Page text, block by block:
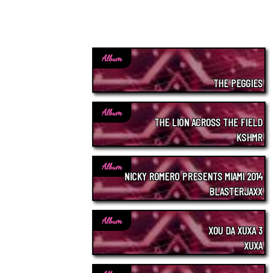
Album
THE PEGGIES
Album
THE LION ACROSS THE FIELD
KSHMR
Album
NICKY ROMERO PRESENTS MIAMI 2014
BLASTERJAXX
Album
XOU DA XUXA 3
XUXA